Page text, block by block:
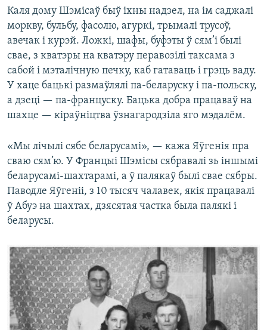
Каля дому Шэмісаў быў іхны надзел, на ім саджалі
моркву, бульбу, фасолю, агуркі, трымалі трусоў,
авечак і курэй. Ложкі, шафы, буфэты ў сям’і былі
свае, з кватэры на кватэру перавозілі таксама з
сабой і мэталічную печку, каб гатаваць і грэць ваду.
У хаце бацькі размаўлялі па-беларуску і па-польску,
а дзеці — па-француску. Бацька добра працаваў на
шахце — кіраўніцтва ўзнагародзіла яго мэдалём.
«Мы лічылі сябе беларусамі», — кажа Яўгенія пра
сваю сям’ю. У Францыі Шэмісы сябравалі зь іншымі
беларусамі-шахтарамі, а ў палякаў былі свае сябры.
Паводле Яўгеніі, з 10 тысяч чалавек, якія працавалі
ў Абуэ на шахтах, дзясятая частка была палякі і
беларусы.